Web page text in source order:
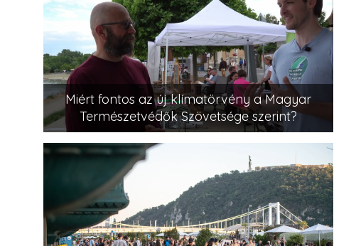
Miért fontos az új klímatörvény a Magyar
Természetvédők Szövetsége szerint?